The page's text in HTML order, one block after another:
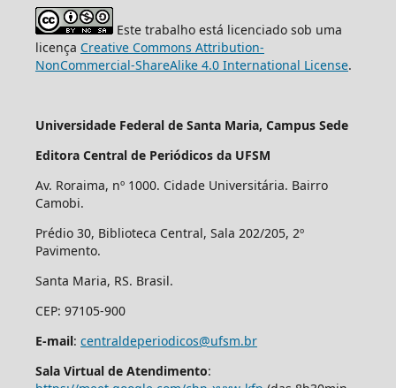
Este trabalho está licenciado sob uma
licença Creative Commons Attribution-
NonCommercial-ShareAlike 4.0 International License.
Universidade Federal de Santa Maria, Campus Sede
Editora Central de Periódicos da UFSM
Av. Roraima, nº 1000. Cidade Universitária. Bairro
Camobi.
Prédio 30, Biblioteca Central, Sala 202/205, 2º
Pavimento.
Santa Maria, RS. Brasil.
CEP: 97105-900
E-mail: centraldeperiodicos@ufsm.br
Sala Virtual de Atendimento: